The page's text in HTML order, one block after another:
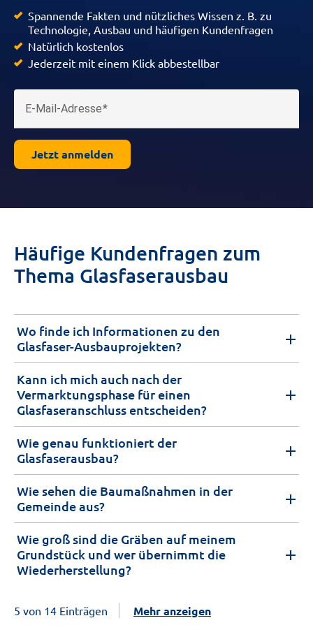
Spannende Fakten und nützliches Wissen z. B. zu
Technologie, Ausbau und häufigen Kundenfragen
Natürlich kostenlos
Jederzeit mit einem Klick abbestellbar
E-Mail-Adresse
Jetzt anmelden
Häufige Kundenfragen zum
Thema Glasfaserausbau
Wo finde ich Informationen zu den
Glasfaser-Ausbauprojekten?
Kann ich mich auch nach der
Vermarktungsphase für einen
Glasfaseranschluss entscheiden?
Wie genau funktioniert der
Glasfaserausbau?
Wie sehen die Baumaßnahmen in der
Gemeinde aus?
Wie groß sind die Gräben auf meinem
Grundstück und wer übernimmt die
Wiederherstellung?
5 von 14 Einträgen Mehr anzeigen